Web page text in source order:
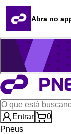
Quero revender
Blog
Whatsapp (16) 99764-
Televendas (47)
Entrar
0
Pneus
Abra no